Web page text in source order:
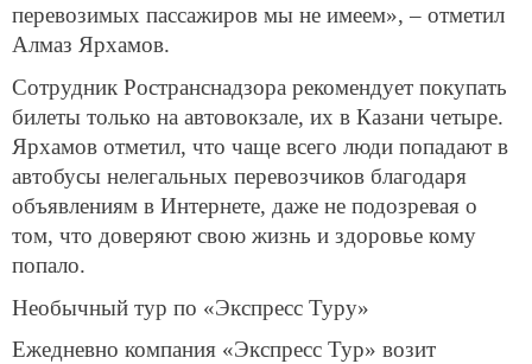
перевозимых пассажиров мы не имеем», – отметил
Алмаз Ярхамов.
Сотрудник Ространснадзора рекомендует покупать
билеты только на автовокзале, их в Казани четыре.
Ярхамов отметил, что чаще всего люди попадают в
автобусы нелегальных перевозчиков благодаря
объявлениям в Интернете, даже не подозревая о
том, что доверяют свою жизнь и здоровье кому
попало.
Необычный тур по «Экспресс Туру»
Ежедневно компания «Экспресс Тур» возит